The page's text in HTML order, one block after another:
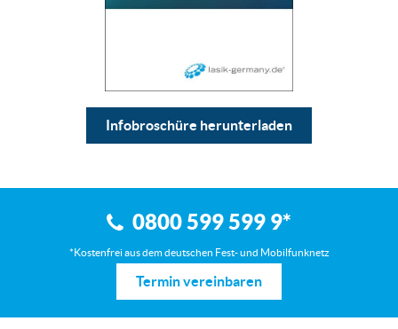
Infobroschüre herunterladen
0800 599 599 9*
*Kostenfrei aus dem deutschen Fest- und Mobilfunknetz
Termin vereinbaren